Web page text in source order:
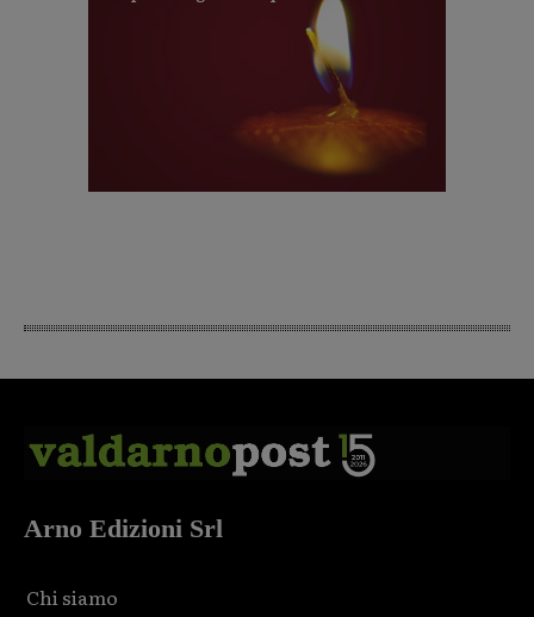
Arno Edizioni Srl
Chi siamo